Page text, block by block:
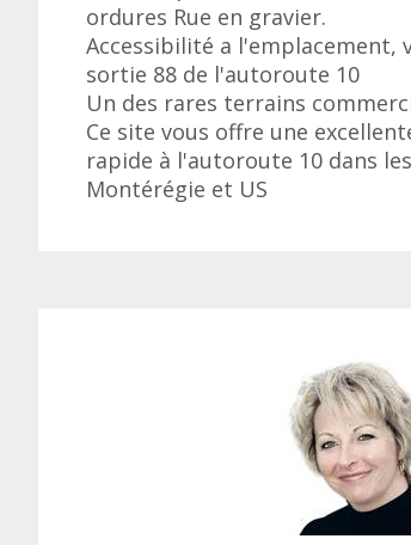
ordures Rue en gravier.
Accessibilité a l'emplacement,
sortie 88 de l'autoroute 10
Un des rares terrains
Ce site vous offre une
rapide à l'autoroute 10 dans
Montérégie et US